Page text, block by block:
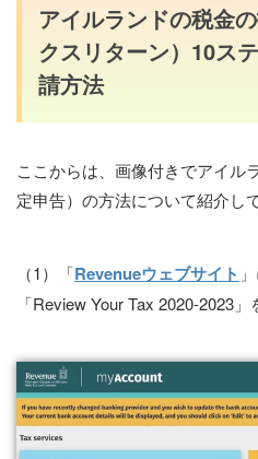
アイルランドの税金
クスリターン）10ス
請方法
ここからは、画像付きでアイル
定申告）の方法について紹介し
（1）「Revenueウェブサイト
「Review Your Tax 2020-2023」